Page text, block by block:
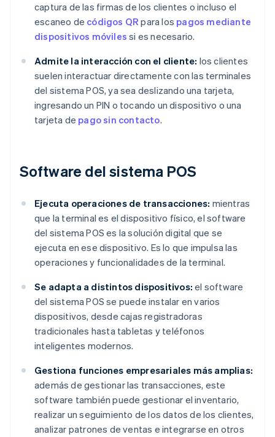
captura de las firmas de los clientes o incluso el
escaneo de códigos QR para los pagos mediante
dispositivos móviles si es necesario.
Admite la interacción con el cliente: los clientes
suelen interactuar directamente con las terminales
del sistema POS, ya sea deslizando una tarjeta,
ingresando un PIN o tocando un dispositivo o una
tarjeta de pago sin contacto.
Software del sistema POS
Ejecuta operaciones de transacciones: mientras
que la terminal es el dispositivo físico, el software
del sistema POS es la solución digital que se
ejecuta en ese dispositivo. Es lo que impulsa las
operaciones y funcionalidades de la terminal.
Se adapta a distintos dispositivos: el software
del sistema POS se puede instalar en varios
dispositivos, desde cajas registradoras
tradicionales hasta tabletas y teléfonos
inteligentes modernos.
Gestiona funciones empresariales más amplias:
además de gestionar las transacciones, este
software también puede gestionar el inventario,
realizar un seguimiento de los datos de los clientes,
analizar patrones de ventas e integrarse en otros